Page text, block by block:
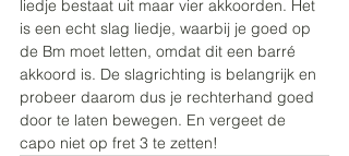
liedje bestaat uit maar vier akkoorden. Het
is een echt slag liedje, waarbij je goed op
de Bm moet letten, omdat dit een barré
akkoord is. De slagrichting is belangrijk en
probeer daarom dus je rechterhand goed
door te laten bewegen. En vergeet de
capo niet op fret 3 te zetten!